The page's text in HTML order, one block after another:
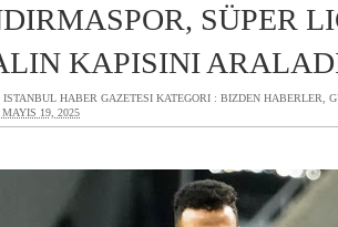
SÜPER
KAPISINI
ISTANBUL HABER GAZETESI KATEGORI : BIZDEN HABERLER,
19, 2025